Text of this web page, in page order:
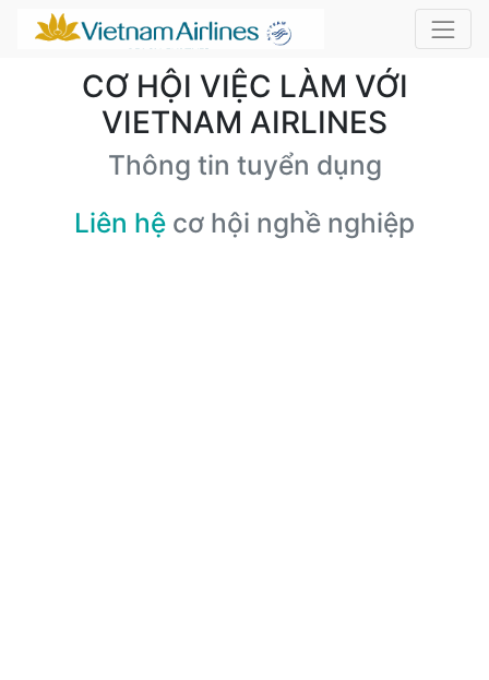
CƠ HỘI VIỆC LÀM VỚI
VIETNAM AIRLINES
Thông tin tuyển dụng
Liên hệ cơ hội nghề nghiệp